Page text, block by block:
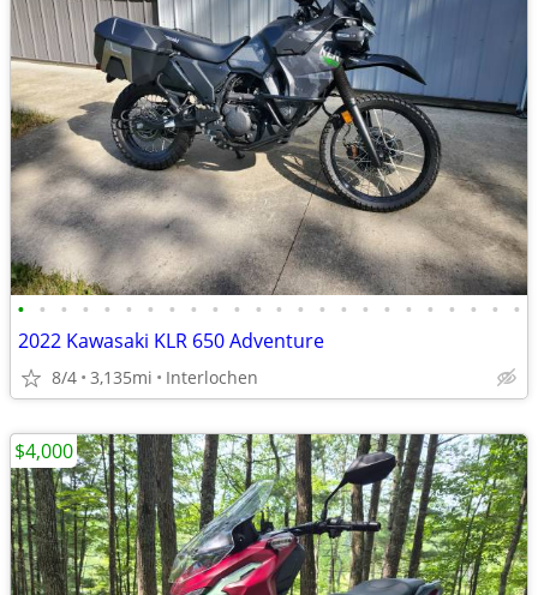
• • • • • • • • • • • • • • • • • • • • • • • •
2022 Kawasaki KLR 650 Adventure
8/4 3,135mi Interlochen
$4,000